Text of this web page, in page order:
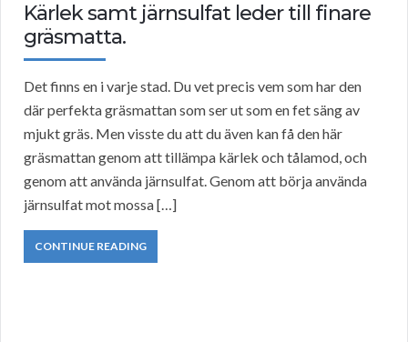
Kärlek samt järnsulfat leder till finare
gräsmatta.
Det finns en i varje stad. Du vet precis vem som har den
där perfekta gräsmattan som ser ut som en fet säng av
mjukt gräs. Men visste du att du även kan få den här
gräsmattan genom att tillämpa kärlek och tålamod, och
genom att använda järnsulfat. Genom att börja använda
järnsulfat mot mossa […]
CONTINUE READING